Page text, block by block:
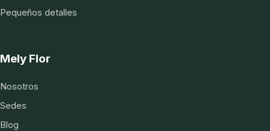
Pequeños detalles
Mely Flor
Nosotros
Sedes
Blog